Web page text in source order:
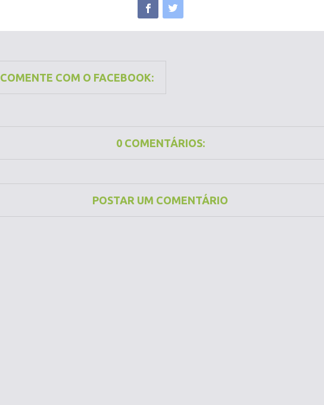
COMENTE COM O FACEBOOK:
0 COMENTÁRIOS:
POSTAR UM COMENTÁRIO